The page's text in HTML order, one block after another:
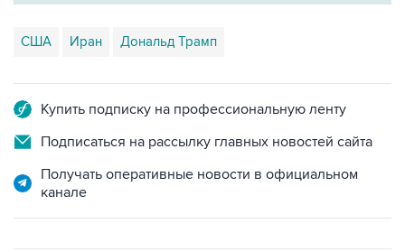
США Иран Дональд Трамп
Купить подписку на профессиональную ленту
Подписаться на рассылку главных новостей сайта
Получать оперативные новости в официальном
канале